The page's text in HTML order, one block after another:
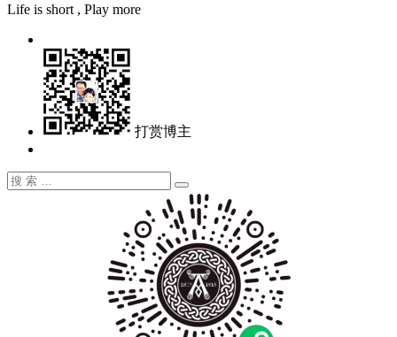
Life is short , Play more
打赏博主
搜
搜
索